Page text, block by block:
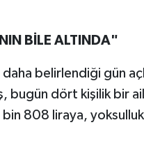
BİLE ALTINDA"
belirlendiği gün açlık
bugün dört kişilik bir
808 liraya, yoksulluk